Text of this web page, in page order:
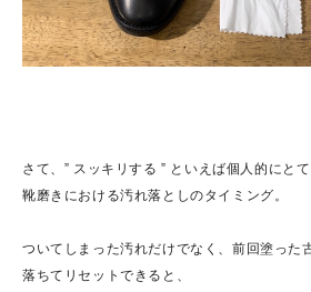
さて、” スッキリする ” といえば個人的にと
靴磨きにおける汚れ落としのタイミング。
ついてしまった汚れだけでなく、前回塗った
落ちてリセットできると、